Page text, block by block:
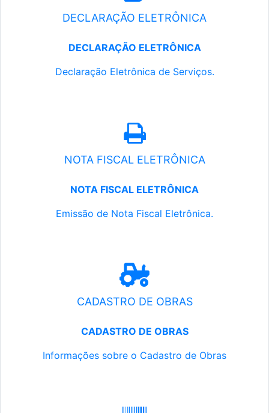
DECLARAÇÃO ELETRÔNICA
DECLARAÇÃO ELETRÔNICA
Declaração Eletrônica de Serviços.
NOTA FISCAL ELETRÔNICA
NOTA FISCAL ELETRÔNICA
Emissão de Nota Fiscal Eletrônica.
CADASTRO DE OBRAS
CADASTRO DE OBRAS
Informações sobre o Cadastro de Obras